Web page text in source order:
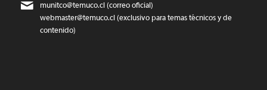
munitco@temuco.cl(correo oficial)
webmaster@temuco.cl(exclusivo para temas técnicos y de
contenido)